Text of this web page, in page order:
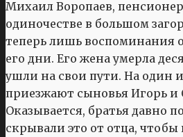
Михаил Воропаев,
одиночестве в большом
теперь лишь воспоминания
его дни. Его жена умерла
ушли на свои пути. На один
приезжают сыновья Игорь и
Оказывается, братья давно
скрывали это от отца, чтобы